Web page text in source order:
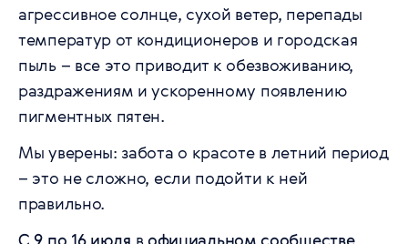
агрессивное солнце, сухой ветер, перепады
температур от кондиционеров и городская
пыль – все это приводит к обезвоживанию,
раздражениям и ускоренному появлению
пигментных пятен.
Мы уверены: забота о красоте в летний период
– это не сложно, если подойти к ней
правильно.
С 9 по 16 июля вофициальном сообществе